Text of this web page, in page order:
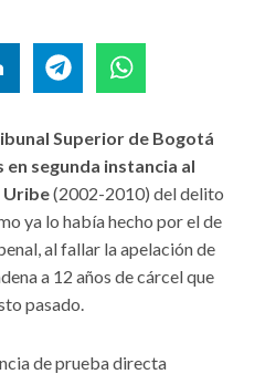
Superior de Bogotá
segunda instancia al
Uribe(2002-2010) del delito
ya lo había hecho por el de
al fallar la apelación de
a 12 años de cárcel que
pasado.
de prueba directa